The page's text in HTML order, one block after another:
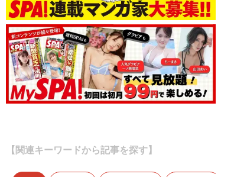
【関連キーワードから記事を探す】